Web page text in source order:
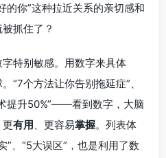
的你”这种拉近关系的亲切感和
抓住了？
字特别敏感。用数字来具体
“7个方法让你告别拖延症”、
提升50%”——看到数字，大脑
更有用 、更容易掌握。列表体
”、“5大误区”，也是利用了数